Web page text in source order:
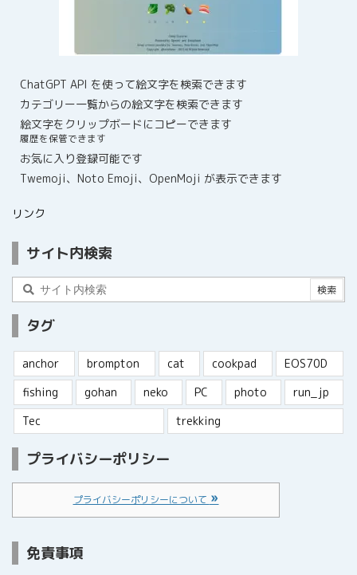
ChatGPT API を使って絵文字を検索できます
カテゴリー一覧からの絵文字を検索できます
絵文字をクリップボードにコピーできます
履歴を保管できます
お気に入り登録可能です
Twemoji、Noto Emoji、OpenMoji が表示できます
リンク
サイト内検索
タグ
anchor brompton cat cookpad
EOS70D
fishing
gohan neko PC photo
run_jp
Tec
trekking
プライバシーポリシー
プライバシーポリシーについて
免責事項